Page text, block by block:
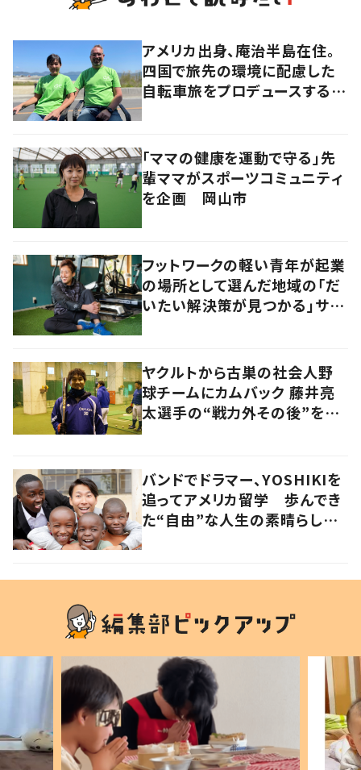
アメリカ出身、庵治半島在住。
四国で旅先の環境に配慮した
自転車旅をプロデュースする
「ママの健康を運動で守る」先
輩ママがスポーツコミュニティ
を企画 岡山市
フットワークの軽い青年が起業
の場所として選んだ地域の「だ
いたい解決策が見つかる」サイ
ヤクルトから古巣の社会人野
球チームにカムバック 藤井亮
太選手の“戦力外その後”を追
バンドでドラマー、YOSHIKIを
追ってアメリカ留学 歩んでき
た“自由”な人生の素晴らしさ